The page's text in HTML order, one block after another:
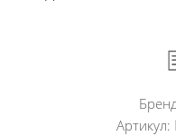
Артикул: